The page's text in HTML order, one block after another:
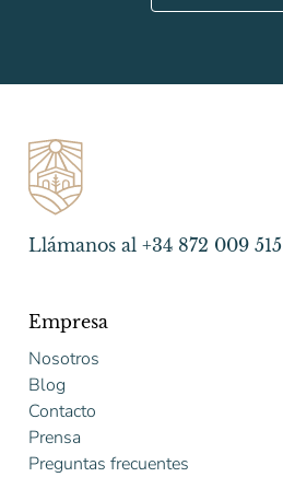
Llámanos al +34 872 009 515
Empresa
Nosotros
Blog
Contacto
Prensa
Preguntas frecuentes